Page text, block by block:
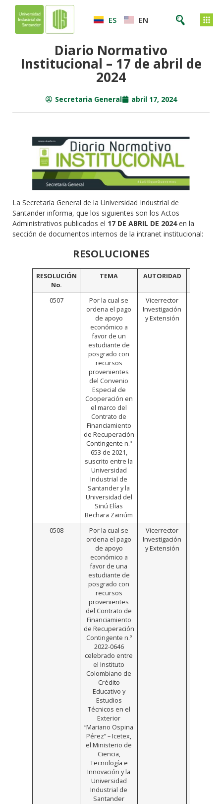
ES EN
Diario Normativo
Institucional – 17 de abril de
2024
Secretaria General abril 17, 2024
La Secretaría General de la Universidad Industrial de
Santander informa, que los siguientes son los Actos
Administrativos publicados el 17 DE ABRIL DE 2024en la
sección de documentos internos de la intranet institucional:
RESOLUCIONES
RESOLUCIÓN
No.
TEMA AUTORIDAD
0507
Por la cual se
ordena el pago
de apoyo
económico a
favor de un
estudiante de
posgrado con
recursos
provenientes
del Convenio
Especial de
Cooperación en
el marco del
Contrato de
Financiamiento
de Recuperación
Contingente n.º
653 de 2021,
suscrito entre la
Universidad
Industrial de
Santander y la
Universidad del
Sinú Elías
Bechara Zainúm
Vicerrector
Investigación
y Extensión
0508
Por la cual se
ordena el pago
de apoyo
económico a
favor de una
estudiante de
posgrado con
recursos
provenientes
del Contrato de
Financiamiento
de Recuperación
Contingente n.º
2022-0646
celebrado entre
el Instituto
Colombiano de
Crédito
Educativo y
Estudios
Técnicos en el
Exterior
“Mariano Ospina
Pérez” – Icetex,
el Ministerio de
Ciencia,
Tecnología e
Innovación y la
Universidad
Industrial de
Santander
Vicerrector
Investigación
y Extensión